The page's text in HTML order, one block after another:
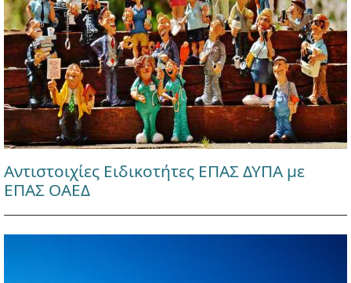
Αντιστοιχίες Ειδικοτήτες ΕΠΑΣ ΔΥΠΑ με
ΕΠΑΣ ΟΑΕΔ